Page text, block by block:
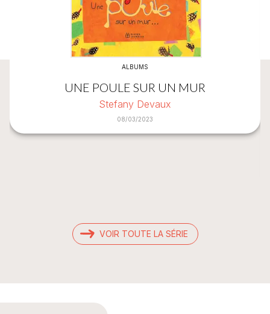
ALBUMS
UNE POULE SUR UN MUR
Stefany Devaux
08/03/2023
VOIR TOUTE LA SÉRIE